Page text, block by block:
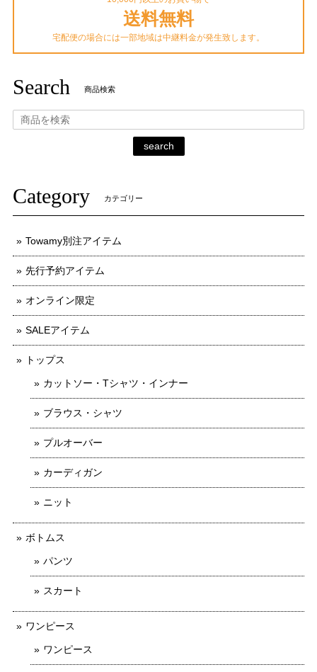
送料無料
宅配便の場合には一部地域は中継料金が発生致します。
Search 商品検索
search
Category カテゴリー
Towamy別注アイテム
先行予約アイテム
オンライン限定
SALEアイテム
トップス
カットソー・Tシャツ・インナー
ブラウス・シャツ
プルオーバー
カーディガン
ニット
ボトムス
パンツ
スカート
ワンピース
ワンピース